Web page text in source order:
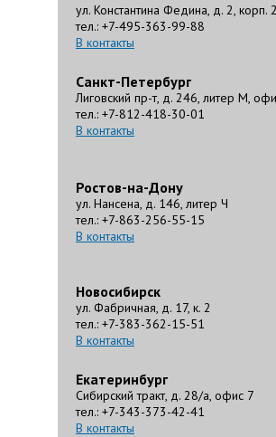
ул. Константина Федина, д. 2, корп. 2
тел.: +7-495-363-99-88
В контакты
Санкт-Петербург
Лиговский пр-т, д. 246, литер М,
тел.: +7-812-418-30-01
В контакты
Ростов-на-Дону
ул. Нансена, д. 146, литер Ч
тел.: +7-863-256-55-15
В контакты
Новосибирск
ул. Фабричная, д. 17, к. 2
тел.: +7-383-362-15-51
В контакты
Екатеринбург
Сибирский тракт, д. 28/а, офис 7
тел.: +7-343-373-42-41
В контакты